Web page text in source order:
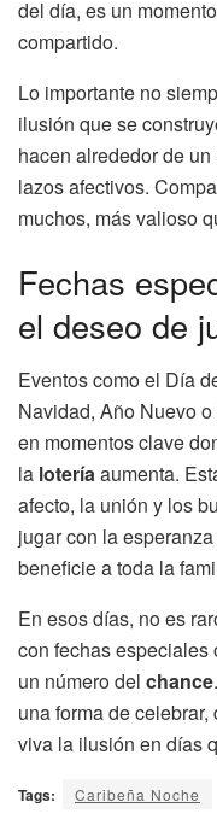
del día, es un
compartido.
Lo importante no
ilusión que se
hacen alrededor de
lazos afectivos.
muchos, más valioso
Fechas
el deseo de
Eventos como el Día
Navidad, Año Nuevo
en momentos clave
la loteríaaumenta.
afecto, la unión y los
jugar con la
beneficie a toda la
En esos días, no es
con fechas
un número del chance
una forma de
viva la ilusión en días
Tags: Caribeña Noche